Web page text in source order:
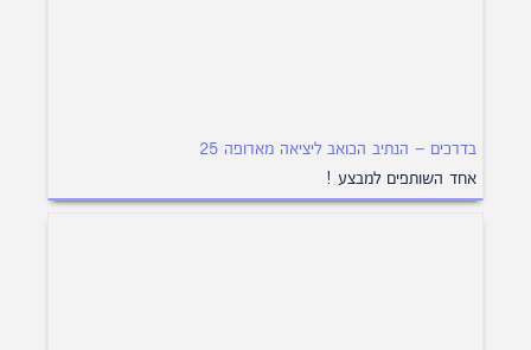
בדרכים – הנתיב הכואב ליציאה מארופה 25
אחד השותפים למבצע !